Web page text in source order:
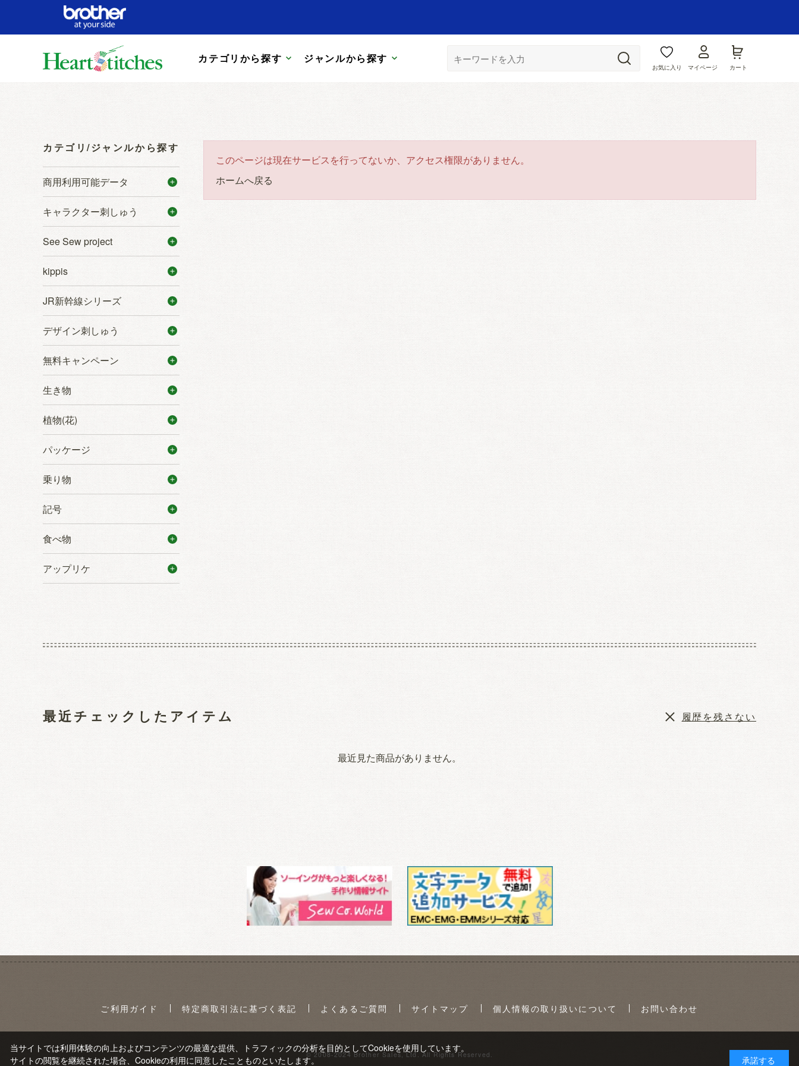
カテゴリから探す ジャンルから探す
お気に入り マイページ カート
カテゴリ/ジャンルから探す
商用利用可能データ
キャラクター刺しゅう
See Sew project
kippis
JR新幹線シリーズ
デザイン刺しゅう
無料キャンペーン
生き物
植物(花)
パッケージ
乗り物
記号
食べ物
アップリケ
このページは現在サービスを行ってないか、アクセス権限がありません。
ホームへ戻る
最近チェックしたアイテム
最近見た商品がありません。
履歴を残さない
ご利用ガイド 特定商取引法に基づく表記 よくあるご質問 サイトマップ 個人情報の取り扱いについて お問い合わせ
© 2008-2024 Brother Sales, Ltd. All Rights Reserved.
当サイトでは利用体験の向上およびコンテンツの最適な提供、トラフィックの分析を目的としてCookieを使用しています。
サイトの閲覧を継続された場合、Cookieの利用に同意したことものといたします。
承諾する